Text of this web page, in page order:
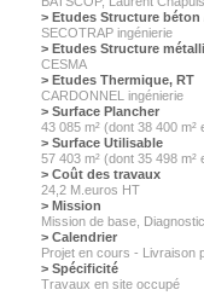
> Etudes Structure béton
SECOTRAP ingénierie
> Etudes Structure
CESMA
> Etudes Thermique, RT
CARDONNEL ingénierie
> Surface Plancher
43 085 m² (dont 38 400 m²
> Surface Utilisable
57 403 m² (dont 35 498 m²
> Coût des travaux
24,2 M.euros HT
> Mission
Mission de base, Diagnostic,
> Calendrier
Projet en cours - Livraison
> Spécificité
Travaux en site occupé